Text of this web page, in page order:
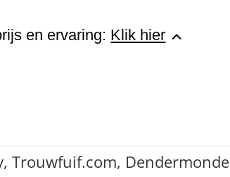
en ervaring: Klik hier
Trouwfuif.com, Dendermonde